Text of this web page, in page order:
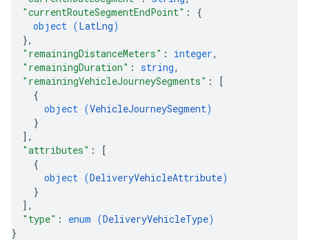
"currentRouteSegmentEndPoint" : {
object (LatLng)
},
"remainingDistanceMeters" : integer,
"remainingDuration" : string,
"remainingVehicleJourneySegments" :
[
{
object (VehicleJourneySegment)
}
] ,
"attributes" :
[
{
object (DeliveryVehicleAttribute)
}
] ,
"type" : enum (DeliveryVehicleType)
}